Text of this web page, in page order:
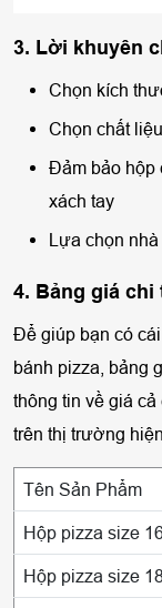
3. Lời khuyên
Chọn kích
Chọn chất
Đảm bảo hộp
xách tay
Lựa chọn
4. Bảng giá chi
Để giúp bạn có
bánh pizza, bảng
thông tin về giá
trên thị trường
Tên Sản Phẩm
Hộp pizza size
Hộp pizza size